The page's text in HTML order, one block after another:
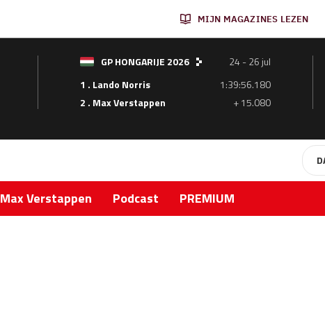
MIJN MAGAZINES LEZEN
GP HONGARIJE 2026
24 - 26 jul
1 . Lando Norris
1:39:56.180
2 . Max Verstappen
+ 15.080
Max Verstappen Podcast PREMIUM